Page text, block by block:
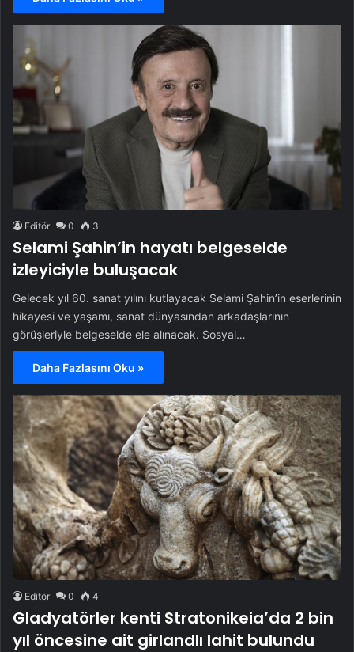
Editör 0 3
Selami Şahin’in hayatı belgeselde
izleyiciyle buluşacak
Gelecek yıl 60. sanat yılını kutlayacak Selami Şahin’in eserlerinin
hikayesi ve yaşamı, sanat dünyasından arkadaşlarının
görüşleriyle belgeselde ele alınacak. Sosyal…
Daha Fazlasını Oku »
Editör 0 4
Gladyatörler kenti Stratonikeia’da 2 bin
yıl öncesine ait girlandlı lahit bulundu